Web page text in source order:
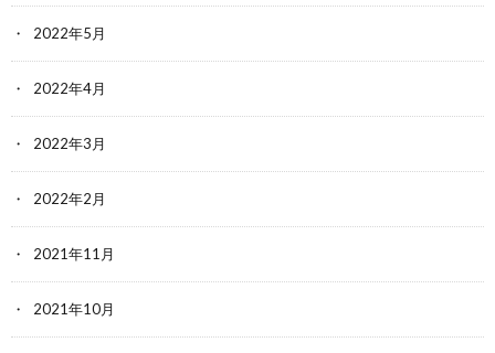
2022年5月
2022年4月
2022年3月
2022年2月
2021年11月
2021年10月